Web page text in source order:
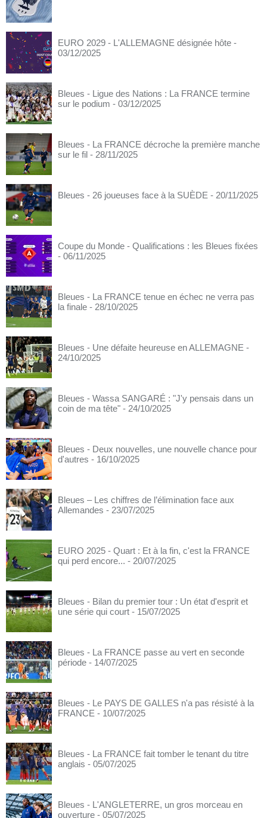
EURO 2029 - L'ALLEMAGNE désignée hôte -
03/12/2025
Bleues - Ligue des Nations : La FRANCE termine
sur le podium - 03/12/2025
Bleues - La FRANCE décroche la première manche
sur le fil - 28/11/2025
Bleues - 26 joueuses face à la SUÈDE - 20/11/2025
Coupe du Monde - Qualifications : les Bleues fixées
- 06/11/2025
Bleues - La FRANCE tenue en échec ne verra pas
la finale - 28/10/2025
Bleues - Une défaite heureuse en ALLEMAGNE -
24/10/2025
Bleues - Wassa SANGARÉ : "J'y pensais dans un
coin de ma tête" - 24/10/2025
Bleues - Deux nouvelles, une nouvelle chance pour
d'autres - 16/10/2025
Bleues – Les chiffres de l’élimination face aux
Allemandes - 23/07/2025
EURO 2025 - Quart : Et à la fin, c'est la FRANCE
qui perd encore... - 20/07/2025
Bleues - Bilan du premier tour : Un état d'esprit et
une série qui court - 15/07/2025
Bleues - La FRANCE passe au vert en seconde
période - 14/07/2025
Bleues - Le PAYS DE GALLES n'a pas résisté à la
FRANCE - 10/07/2025
Bleues - La FRANCE fait tomber le tenant du titre
anglais - 05/07/2025
Bleues - L'ANGLETERRE, un gros morceau en
ouverture - 05/07/2025